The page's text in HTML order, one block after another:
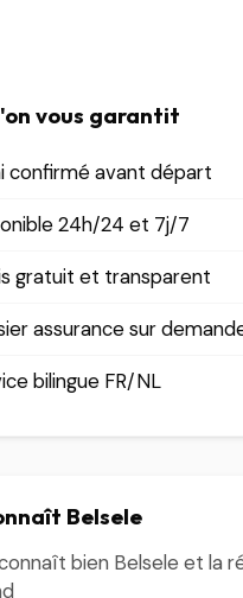
vous garantit
confirmé avant départ
24h/24 et 7j/7
gratuit et transparent
assurance sur
bilingue FR/NL
Belsele
bien Belsele et la